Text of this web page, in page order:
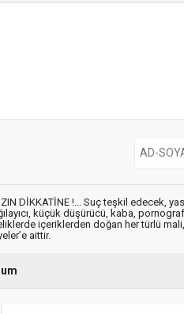
DİKKATİNE !... Suç teşkil edecek,
küçük düşürücü, kaba,
içeriklerden doğan her türlü
aittir.